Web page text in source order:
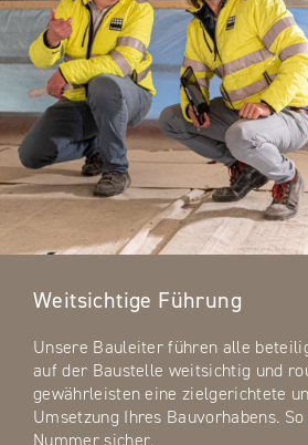
Weitsichtige Führung
Unsere Bauleiter führen alle
auf der Baustelle weitsichtig und
gewährleisten eine zielgerichtete
Umsetzung Ihres Bauvorhabens.
Nummer sicher.